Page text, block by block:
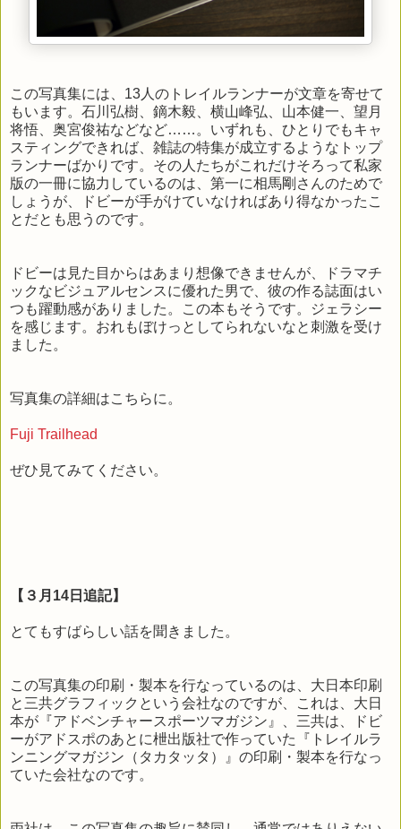
この写真集には、13人のトレイルランナーが文章を寄せて
もいます。石川弘樹、鏑木毅、横山峰弘、山本健一、望月
将悟、奥宮俊祐などなど……。いずれも、ひとりでもキャ
スティングできれば、雑誌の特集が成立するようなトップ
ランナーばかりです。その人たちがこれだけそろって私家
版の一冊に協力しているのは、第一に相馬剛さんのためで
しょうが、ドビーが手がけていなければあり得なかったこ
とだとも思うのです。
ドビーは見た目からはあまり想像できませんが、ドラマチ
ックなビジュアルセンスに優れた男で、彼の作る誌面はい
つも躍動感がありました。この本もそうです。ジェラシー
を感じます。おれもぼけっとしてられないなと刺激を受け
ました。
写真集の詳細はこちらに。
Fuji Trailhead
ぜひ見てみてください。
【３月14日追記】
とてもすばらしい話を聞きました。
この写真集の印刷・製本を行なっているのは、大日本印刷
と三共グラフィックという会社なのですが、これは、大日
本が『アドベンチャースポーツマガジン』、三共は、ドビ
ーがアドスポのあとに枻出版社で作っていた『トレイルラ
ンニングマガジン（タカタッタ）』の印刷・製本を行なっ
ていた会社なのです。